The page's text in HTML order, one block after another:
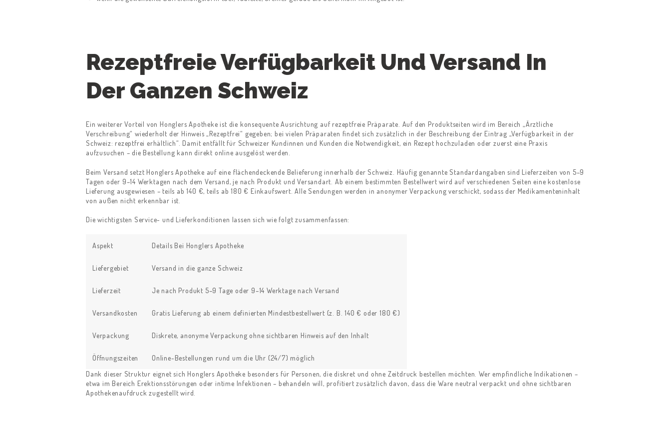
Rezeptfreie Verfügbarkeit Und Versand In
Der Ganzen Schweiz
Ein weiterer Vorteil von Honglers Apotheke ist die konsequente Ausrichtung auf rezeptfreie Präparate. Auf den Produktseiten wird im Bereich „Ärztliche
Verschreibung“ wiederholt der Hinweis „Rezeptfrei“ gegeben; bei vielen Präparaten findet sich zusätzlich in der Beschreibung der Eintrag „Verfügbarkeit in der
Schweiz: rezeptfrei erhältlich“. Damit entfällt für Schweizer Kundinnen und Kunden die Notwendigkeit, ein Rezept hochzuladen oder zuerst eine Praxis
aufzusuchen – die Bestellung kann direkt online ausgelöst werden.
Beim Versand setzt Honglers Apotheke auf eine flächendeckende Belieferung innerhalb der Schweiz. Häufig genannte Standardangaben sind Lieferzeiten von 5–9
Tagen oder 9–14 Werktagen nach dem Versand, je nach Produkt und Versandart. Ab einem bestimmten Bestellwert wird auf verschiedenen Seiten eine kostenlose
Lieferung ausgewiesen – teils ab 140 €, teils ab 180 € Einkaufswert. Alle Sendungen werden in anonymer Verpackung verschickt, sodass der Medikamenteninhalt
von außen nicht erkennbar ist.
Die wichtigsten Service- und Lieferkonditionen lassen sich wie folgt zusammenfassen:
Aspekt Details Bei Honglers Apotheke
Liefergebiet Versand in die ganze Schweiz
Lieferzeit Je nach Produkt 5–9 Tage oder 9–14 Werktage nach Versand
Versandkosten Gratis Lieferung ab einem definierten Mindestbestellwert (z. B. 140 € oder 180 €)
Verpackung Diskrete, anonyme Verpackung ohne sichtbaren Hinweis auf den Inhalt
Öffnungszeiten
Online-Bestellungen rund um die Uhr (24/7) möglich
Dank dieser Struktur eignet sich Honglers Apotheke besonders für Personen, die diskret und ohne Zeitdruck bestellen möchten. Wer empfindliche Indikationen –
etwa im Bereich Erektionsstörungen oder intime Infektionen – behandeln will, profitiert zusätzlich davon, dass die Ware neutral verpackt und ohne sichtbaren
Apothekenaufdruck zugestellt wird.